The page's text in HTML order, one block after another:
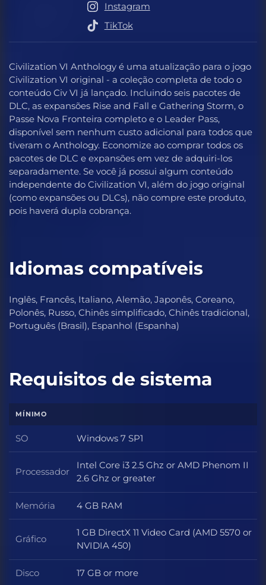
Civilization VI Anthology é uma atualização para o jogo
Civilization VI original - a coleção completa de todo o
conteúdo Civ VI já lançado. Incluindo seis pacotes de
DLC, as expansões Rise and Fall e Gathering Storm, o
Passe Nova Fronteira completo e o Leader Pass,
disponível sem nenhum custo adicional para todos que
tiveram o Anthology. Economize ao comprar todos os
pacotes de DLC e expansões em vez de adquiri-los
separadamente. Se você já possui algum conteúdo
independente do Civilization VI, além do jogo original
(como expansões ou DLCs), não compre este produto,
pois haverá dupla cobrança.
Instagram
TikTok
Idiomas compatíveis
Inglês, Francês, Italiano, Alemão, Japonês, Coreano,
Polonês, Russo, Chinês simplificado, Chinês tradicional,
Português (Brasil), Espanhol (Espanha)
Requisitos de sistema
MÍNIMO
SO SO
Windows 7 SP1
Processador Processador
Intel Core i3 2.5 Ghz or AMD Phenom II
2.6 Ghz or greater
Memória Memória
4 GB RAM
Gráfico Gráfico
1 GB DirectX 11 Video Card (AMD 5570 or
NVIDIA 450)
Disco Disco
17 GB or more